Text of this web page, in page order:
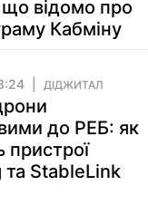
що відомо про
Кабміну
ДІДЖИТАЛ
до РЕБ: як
StableLink